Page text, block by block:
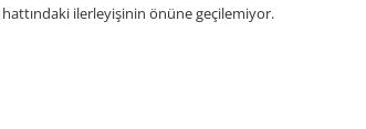
hattındaki ilerleyişinin önüne geçilemiyor.